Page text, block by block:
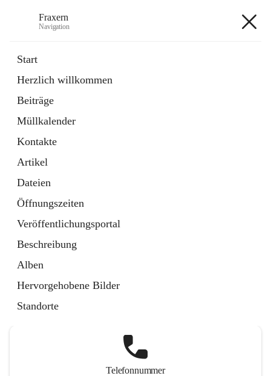
Fraxern
Navigation
Start
Herzlich willkommen
Beiträge
Müllkalender
Kontakte
Artikel
Dateien
Öffnungszeiten
Veröffentlichungsportal
Beschreibung
Alben
Hervorgehobene Bilder
Standorte
Ordner
in
Tab
Formulare
Artikel
öffnet
in
neuem
Tab
Telefonnummer